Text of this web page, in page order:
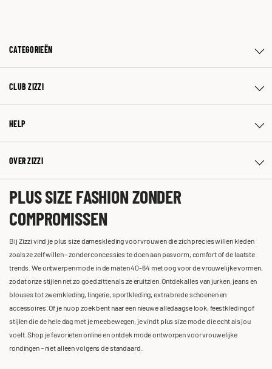
CATEGORIEËN
CLUB ZIZZI
HELP
OVER ZIZZI
PLUS SIZE FASHION ZONDER
COMPROMISSEN
Bij Zizzi vind je plus size dameskleding voor vrouwen die zich precies willen kleden
zoals ze zelf willen – zonder concessies te doen aan pasvorm, comfort of de laatste
trends. We ontwerpen mode in de maten 40-64 met oog voor de vrouwelijke vormen,
zodat onze stijlen net zo goed zitten als ze eruitzien. Ontdek alles van jurken, jeans en
blouses tot zwemkleding, lingerie, sportkleding, extra brede schoenen en
accessoires. Of je nu op zoek bent naar een nieuwe alledaagse look, feestkleding of
stijlen die de hele dag met je meebewegen, je vindt plus size mode die echt als jou
voelt. Shop je favorieten online en ontdek mode ontworpen voor vrouwelijke
rondingen – niet alleen volgens de standaard.